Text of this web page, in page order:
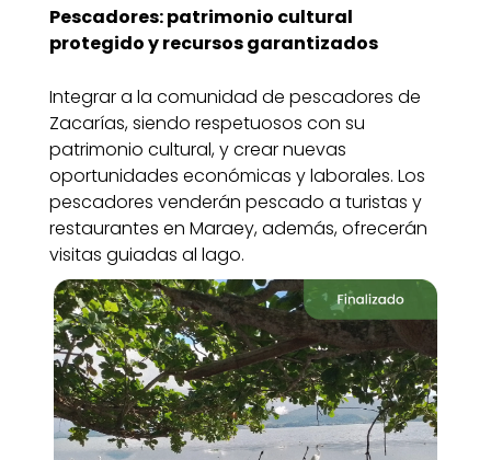
Pescadores: patrimonio cultural
protegido y recursos garantizados
Integrar a la comunidad de pescadores de
Zacarías, siendo respetuosos con su
patrimonio cultural, y crear nuevas
oportunidades económicas y laborales. Los
pescadores venderán pescado a turistas y
restaurantes en Maraey, además, ofrecerán
visitas guiadas al lago.